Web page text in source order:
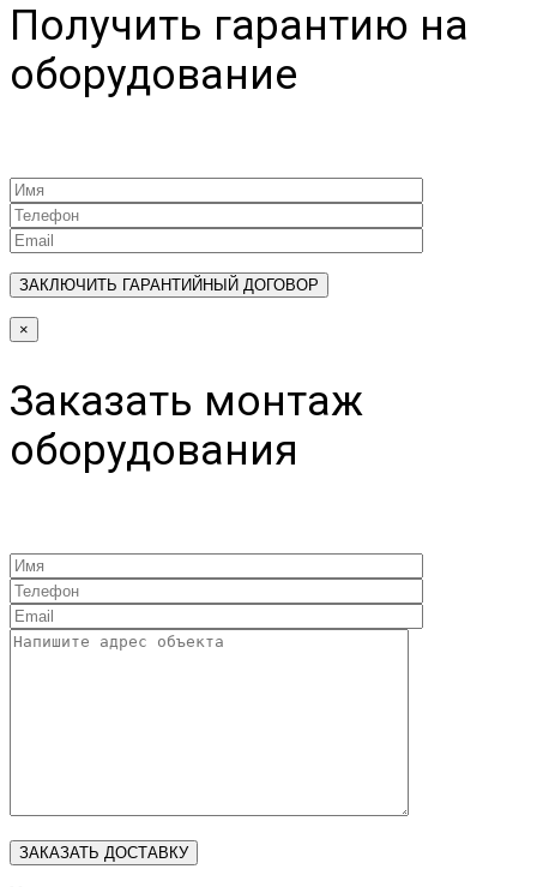
Получить гарантию на
оборудование
×
Заказать монтаж
оборудования